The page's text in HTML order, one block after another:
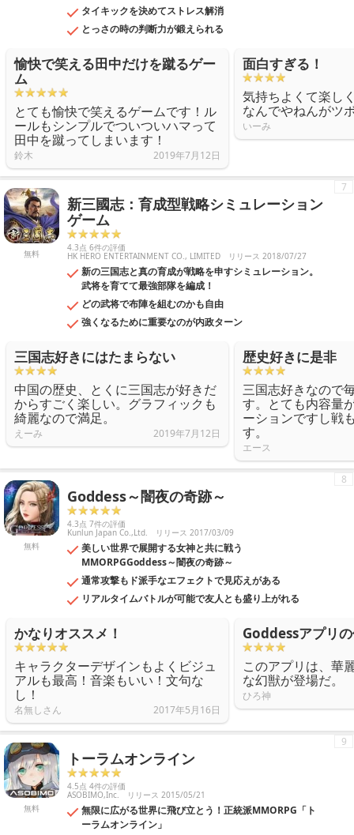
タイキックを決めてストレス解消
とっさの時の判断力が鍛えられる
愉快で笑える田中だけを蹴るゲー
ム
とても愉快で笑えるゲームです！ル
ールもシンプルでついついハマって
田中を蹴ってしまいます！
鈴木 2019年7月12日
面白すぎる！
気持ちよくて楽し
なんでやねんがツ
いーみ
無料
新三國志：育成型戦略シミュレーション
ゲーム
4.3点 6件の評価
HK HERO ENTERTAINMENT CO., LIMITED リリース 2018/07/27
新の三国志と真の育成が戦略を申すシミュレーション。
武将を育てて最強部隊を編成！
どの武将で布陣を組むのかも自由
強くなるために重要なのが内政ターン
7
三国志好きにはたまらない
中国の歴史、とくに三国志が好きだ
からすごく楽しい。グラフィックも
綺麗なので満足。
えーみ 2019年7月12日
歴史好きに是非
三国志好きなので
す。とても内容量
ーションですし戦
す。
エース
無料
Goddess～闇夜の奇跡～
4.3点 7件の評価
Kunlun Japan Co.,Ltd. リリース 2017/03/09
美しい世界で展開する女神と共に戦う
MMORPGGoddess～闇夜の奇跡～
通常攻撃もド派手なエフェクトで見応えがある
リアルタイムバトルが可能で友人とも盛り上がれる
8
かなりオススメ！
キャラクターデザインもよくビジュ
アルも最高！音楽もいい！文句な
し！
名無しさん 2017年5月16日
Goddessアプリ
このアプリは、華
な幻獣が登場だ。
ひろ神
無料
トーラムオンライン
4.5点 4件の評価
ASOBIMO,Inc. リリース 2015/05/21
無限に広がる世界に飛び立とう！正統派MMORPG「ト
ーラムオンライン」
9